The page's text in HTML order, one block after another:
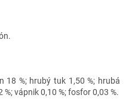
18 %; hrubý tuk 1,50 %; hrubá
vápnik 0,10 %; fosfor 0,03 %.